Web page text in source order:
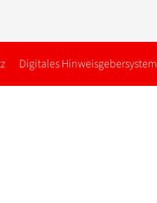
Digitales Hinweisgebersystem